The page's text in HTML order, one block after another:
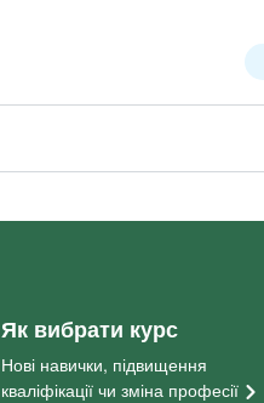
Як вибрати курс
Нові навички, підвищення
кваліфікації чи зміна професії